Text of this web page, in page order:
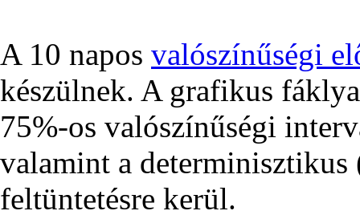
A 10 napos valószínűségi
készülnek. A grafikus
75%-os valószínűségi
valamint a
feltüntetésre kerül.